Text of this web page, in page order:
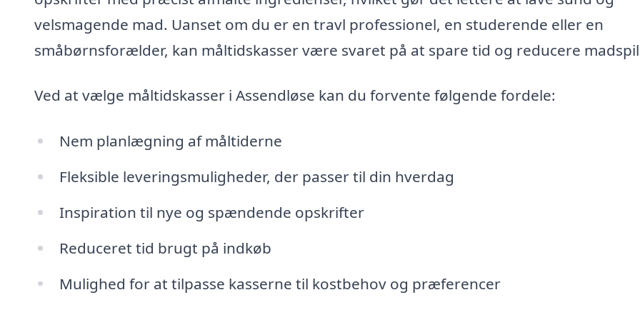
velsmagende mad. Uanset om du er en travl professionel, en studerende eller en
småbørnsforælder, kan måltidskasser være svaret på at spare tid og reducere
Ved at vælge måltidskasser i Assendløse kan du forvente følgende fordele:
Nem planlægning af måltiderne
Fleksible leveringsmuligheder, der passer til din hverdag
Inspiration til nye og spændende opskrifter
Reduceret tid brugt på indkøb
Mulighed for at tilpasse kasserne til kostbehov og præferencer